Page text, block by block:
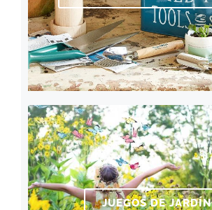
JUEGOS DE JARDÍN